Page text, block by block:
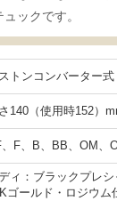
ックです。
トンコンバーター式
140（使用時152）
、F、B、BB、OM、
ィ：ブラックプレシ
ゴールド・ロジウム